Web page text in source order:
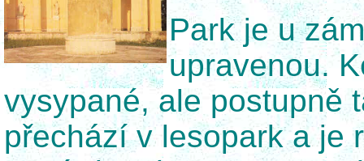
Park je u
upravenou.
vysypané, ale postupně
přechází v lesopark a je